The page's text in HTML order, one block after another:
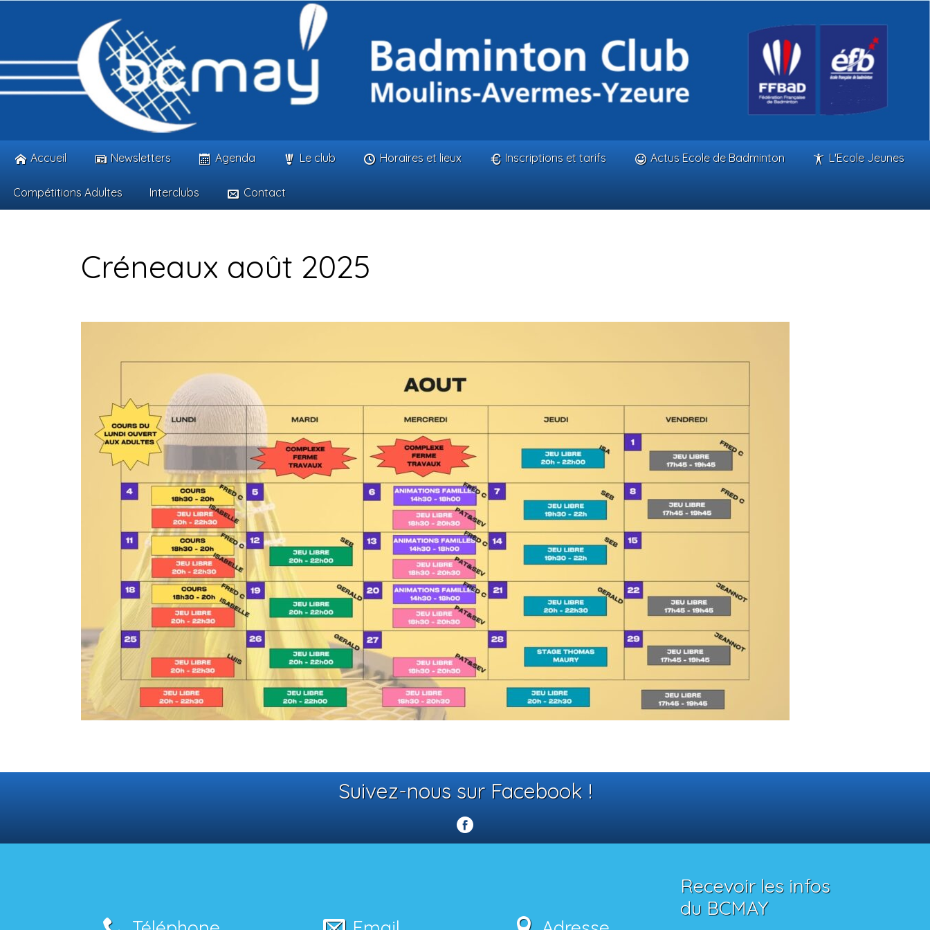
Accueil Newsletters Agenda Le club Horaires et lieux Inscriptions et tarifs Actus Ecole de Badminton L'Ecole Jeunes
Compétitions Adultes Interclubs Contact
Créneaux août 2025
Suivez-nous sur Facebook !
Recevoir les infos
du BCMAY